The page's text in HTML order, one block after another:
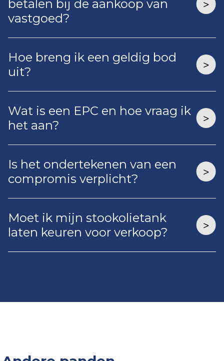
betalen bij de aankoop van
vastgoed?
Hoe breng ik een geldig bod
uit?
Wat is een EPC en hoe vraag ik
het aan?
Is het ondertekenen van een
compromis verplicht?
Moet ik mijn stookolietank
laten keuren voor verkoop?